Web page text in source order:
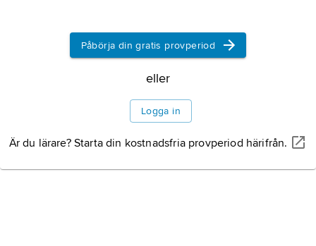
Information om artikeln
Påbörja din gratis provperiod
eller
Logga in
Är du lärare? Starta din kostnadsfria provperiod härifrån.